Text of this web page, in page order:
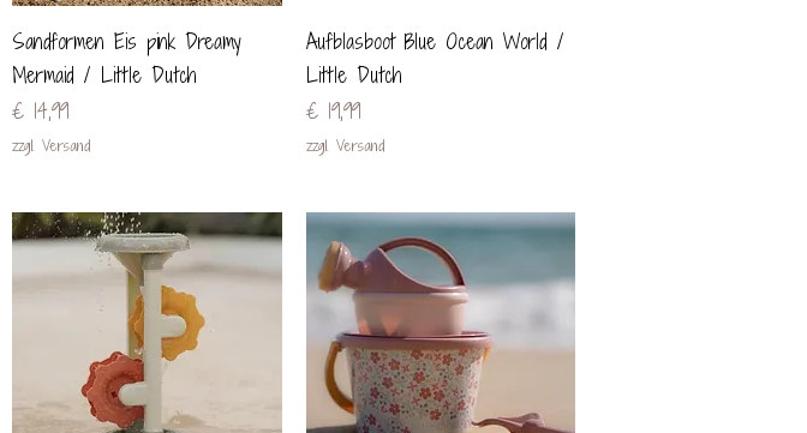
Schnellansicht
Sandformen Eis pink Dreamy
Mermaid / Little Dutch
Preis
€ 14,99
zzgl. Versand
Schnellansicht
Aufblasboot Blue Ocean World /
Little Dutch
Preis
€ 19,99
zzgl. Versand